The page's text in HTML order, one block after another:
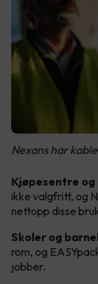
Nexans har
Kjøpesentre
ikke valgfritt, og
nettopp disse
Skoler og
rom, og
jobber.